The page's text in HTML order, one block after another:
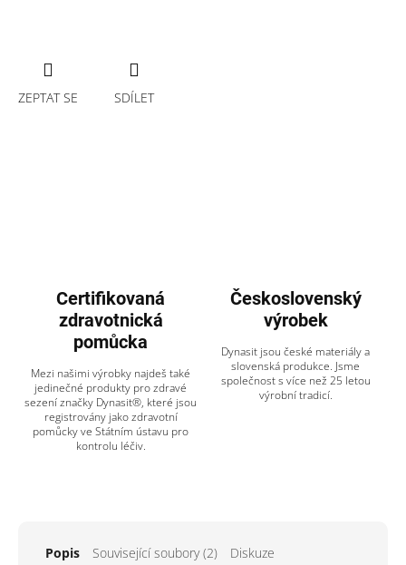
ZEPTAT SE SDÍLET
Certifikovaná
zdravotnická
pomůcka
Mezi našimi výrobky najdeš také
jedinečné produkty pro zdravé
sezení značky Dynasit®, které jsou
registrovány jako zdravotní
pomůcky ve Státním ústavu pro
kontrolu léčiv.
Československý
výrobek
Dynasit jsou české materiály a
slovenská produkce. Jsme
společnost s více než 25 letou
výrobní tradicí.
Popis Související soubory (2) Diskuze